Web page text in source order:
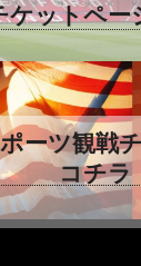
ケットペー
ーツ観戦
コチラ